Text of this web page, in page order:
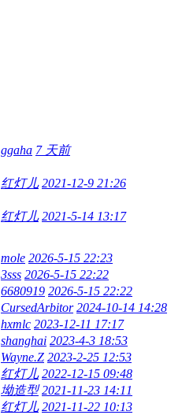
ggaha 7 天前
红灯儿 2021-12-9 21:26
红灯儿 2021-5-14 13:17
mole 2026-5-15 22:23
3sss 2026-5-15 22:22
6680919 2026-5-15 22:22
CursedArbitor 2024-10-14 14:28
hxmlc 2023-12-11 17:17
shanghai 2023-4-3 18:53
Wayne.Z 2023-2-25 12:53
红灯儿 2022-12-15 09:48
坳造型 2021-11-23 14:11
红灯儿 2021-11-22 10:13